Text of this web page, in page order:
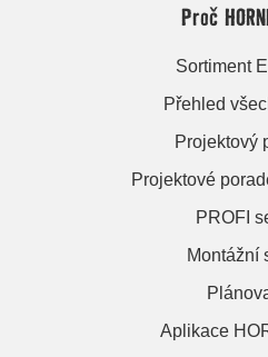
Proč
Sortiment
Přehled
Projektový
Projektové
PROFI
Montážní
Aplikace